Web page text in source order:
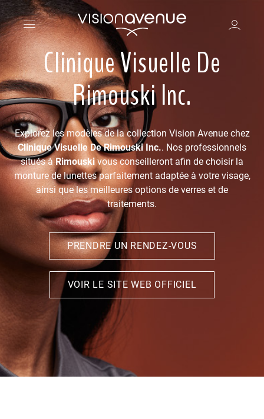
Clinique Visuelle De
Rimouski Inc.
Explorez les modèles de la collection Vision Avenue chez
Clinique Visuelle De Rimouski Inc.. Nos professionnels
situés àRimouski vous conseilleront afin de choisir la
monture de lunettes parfaitement adaptée à votre visage,
ainsi que les meilleures options de verres et de
traitements.
PRENDRE UN RENDEZ-VOUS
VOIR LE SITE WEB OFFICIEL